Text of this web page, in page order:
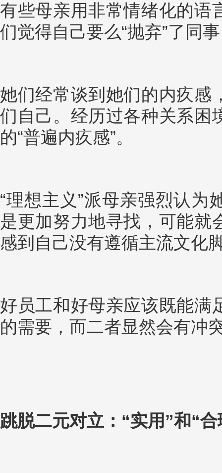
有些母亲用非常情绪化的语
们觉得自己要么“抛弃”了同
她们经常谈到她们的内疚感
们自己。经历过各种关系困
的“普遍内疚感”。
“理想主义”派母亲强烈认为
是更加努力地寻找，可能就
感到自己没有遵循主流文化
好员工和好母亲应该既能满
的需要，而二者显然会有冲
跳脱二元对立：“实用”和“